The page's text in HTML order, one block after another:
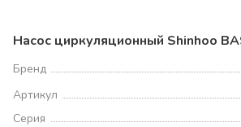
Насос циркуляционный Shinhoo
Бренд
Артикул
Серия